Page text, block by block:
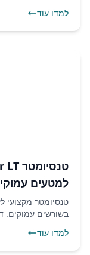
למדו עוד
למטעים
למדו עוד